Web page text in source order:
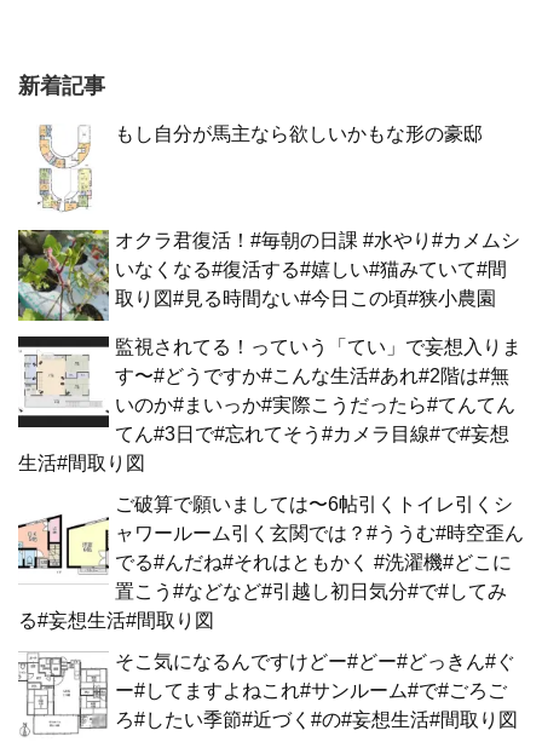
新着記事
もし自分が馬主なら欲しいかもな形の豪邸
オクラ君復活！#毎朝の日課 #水やり#カメムシ
いなくなる#復活する#嬉しい#猫みていて#間
取り図#見る時間ない#今日この頃#狭小農園
監視されてる！っていう「てい」で妄想入りま
す〜#どうですか#こんな生活#あれ#2階は#無
いのか#まいっか#実際こうだったら#てんてん
てん#3日で#忘れてそう#カメラ目線#で#妄想
生活#間取り図
ご破算で願いましては〜6帖引くトイレ引くシ
ャワールーム引く玄関では？#ううむ#時空歪ん
でる#んだね#それはともかく #洗濯機#どこに
置こう#などなど#引越し初日気分#で#してみ
る#妄想生活#間取り図
そこ気になるんですけどー#どー#どっきん#ぐ
ー#してますよねこれ#サンルーム#で#ごろご
ろ#したい季節#近づく#の#妄想生活#間取り図